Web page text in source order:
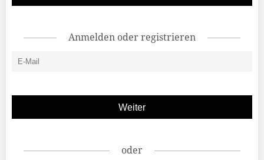
Anmelden oder registrieren
oder